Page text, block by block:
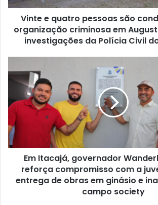
Vinte e quatro pessoas são
organização criminosa em
investigações da Polícia Civil
Em Itacajá, governador
reforça compromisso com a
entrega de obras em ginásio e
campo society